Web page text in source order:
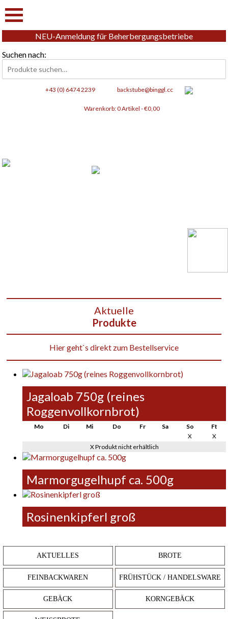
NEU-Anmeldung für Beherbergungsbetriebe
Suchen nach:
+43 (0) 6474 2239 backstube@binggl.cc
Warenkorb:0 Artikel -€0,00
Aktuelle
Produkte
Hier geht`s direkt zum Bestellservice
Jagaloab 750g (reines
Roggenvollkornbrot)
Mo Di Mi Do Fr Sa So
Ft
X
X
X Produkt nicht erhältlich
Marmorgugelhupf ca. 500g
Rosinenkipferl groß
AKTUELLES BROTE
FEINBACKWAREN FRÜHSTÜCK / HANDELSWARE
GEBÄCK KORNGEBÄCK